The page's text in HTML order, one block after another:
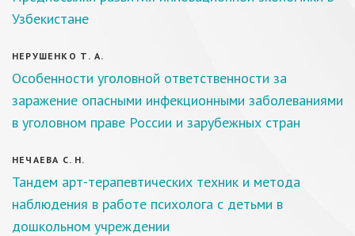
Узбекистане
НЕРУШЕНКО Т. А.
Особенности уголовной ответственности за
заражение опасными инфекционными заболеваниями
в уголовном праве России и зарубежных стран
НЕЧАЕВА С. Н.
Тандем арт-терапевтических техник и метода
наблюдения в работе психолога с детьми в
дошкольном учреждении